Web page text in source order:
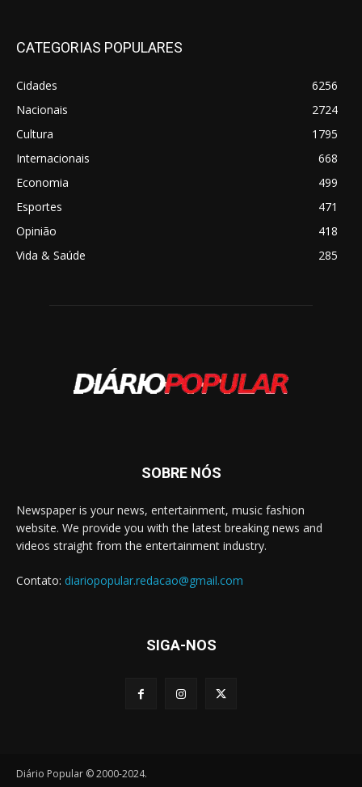
CATEGORIAS POPULARES
Cidades
6256
Nacionais
2724
Cultura
1795
Internacionais
668
Economia
499
Esportes
471
Opinião
418
Vida & Saúde
285
SOBRE NÓS
Newspaper is your news, entertainment, music fashion
website. We provide you with the latest breaking news and
videos straight from the entertainment industry.
Contato: diariopopular.redacao@gmail.com
SIGA-NOS
Diário Popular © 2000-2024.